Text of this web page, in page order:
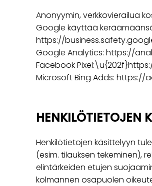
Anonyymin, verkkovierailua
Google käyttää
https://
Google Analytics: https://
Facebook
Microsoft Bing Adds:
HENKILÖTIETOJEN
Henkilötietojen käsittelyyn
(esim. tilauksen tekeminen),
elintärkeiden etujen
kolmannen osapuolen